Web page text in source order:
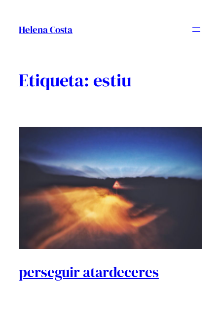
contingut
Helena Costa
Etiqueta: estiu
perseguir atardeceres